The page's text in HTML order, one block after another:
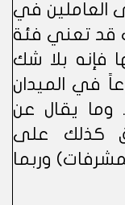
العاملين في
قد تعني فئة
فإنه بلا شك
في الميدان
وما يقال عن
كذلك على
وربما